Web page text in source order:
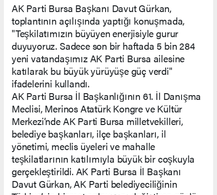
AK Parti Bursa Başkanı Davut Gürkan,
toplantının açılışında yaptığı konuşmada,
"Teşkilatımızın büyüyen enerjisiyle gurur
duyuyoruz. Sadece son bir haftada 5 bin 284
yeni vatandaşımız AK Parti Bursa ailesine
katılarak bu büyük yürüyüşe güç verdi"
ifadelerini kullandı.
AK Parti Bursa İl Başkanlığının 61. İl Danışma
Meclisi, Merinos Atatürk Kongre ve Kültür
Merkezi’nde AK Parti Bursa milletvekilleri,
belediye başkanları, ilçe başkanları, il
yönetimi, meclis üyeleri ve mahalle
teşkilatlarının katılımıyla büyük bir coşkuyla
gerçekleştirildi. AK Parti Bursa İl Başkanı
Davut Gürkan, AK Parti belediyeciliğinin